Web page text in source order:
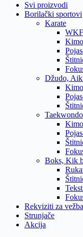
Svi proizvodi
Borilački sportovi
Karate
Džudo,
Taekwondo
Boks, Kik
Rekviziti za
Strunjače
Akcija